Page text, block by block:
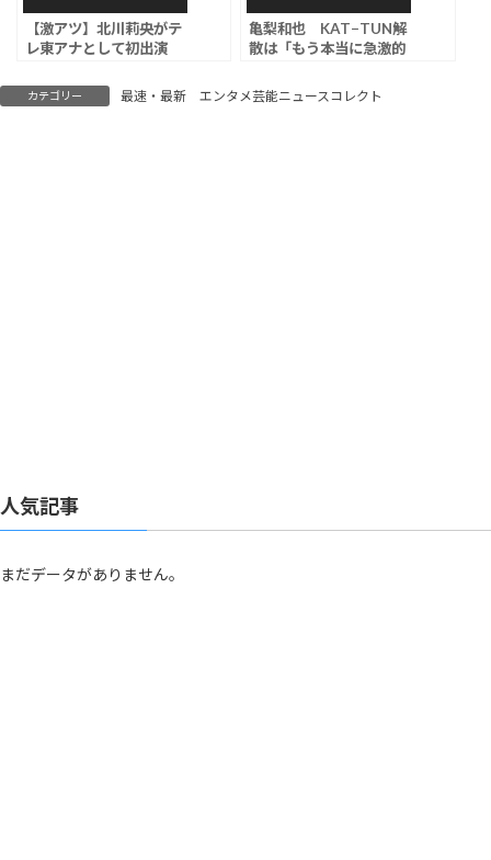
【激アツ】北川莉央がテ
レ東アナとして初出演
ト歓喜
亀梨和也 KAT−TUN解
散は「もう本当に急激的
だったら解散っていうラ
イブがあって終われた方
カテゴリー 最速・最新 エンタメ芸能ニュースコレクト
人気記事
まだデータがありません。